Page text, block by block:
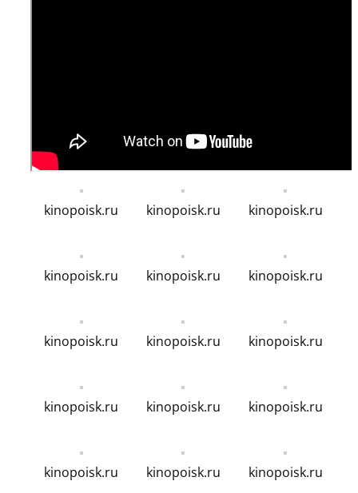
kinopoisk.ru kinopoisk.ru kinopoisk.ru
kinopoisk.ru kinopoisk.ru kinopoisk.ru
kinopoisk.ru kinopoisk.ru kinopoisk.ru
kinopoisk.ru kinopoisk.ru kinopoisk.ru
kinopoisk.ru kinopoisk.ru kinopoisk.ru